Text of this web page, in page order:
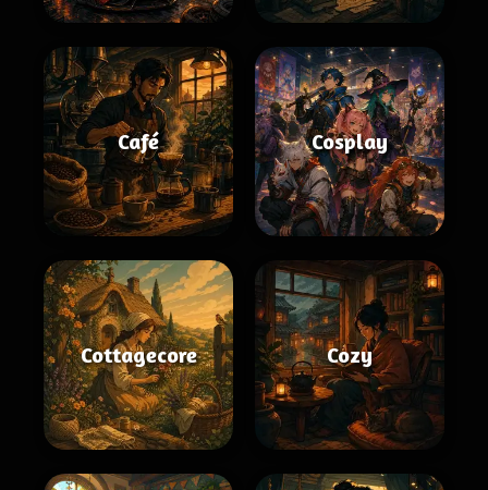
Café Cosplay
Cottagecore Cozy